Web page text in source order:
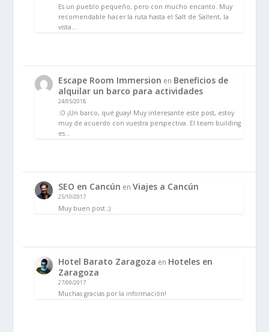
Es un pueblo pequeño, pero con mucho encanto. Muy
recomendable hacer la ruta hasta el Salt de Sallent, la
vista…
Escape Room Immersion en Beneficios de
alquilar un barco para actividades
24/05/2018
:O ¡Un barco, qué guay! Muy interesante este post, estoy
muy de acuerdo con vuestra perspectiva. El team building
es…
SEO en Cancún enViajes a Cancún
25/10/2017
Muy buen post ;)
Hotel Barato Zaragoza en Hoteles en
Zaragoza
27/09/2017
Muchas gracias por la información!